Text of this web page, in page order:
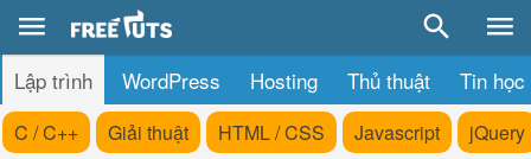
Lập trình WordPress Hosting Thủ thuật Tin học
C / C++ Giải thuật HTML / CSS Javascript jQuery